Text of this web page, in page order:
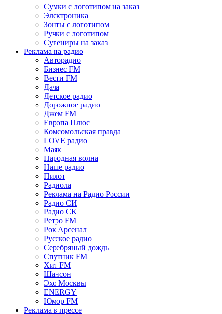
Сумки с логотипом на заказ
Электроника
Зонты с логотипом
Ручки с логотипом
Сувениры на заказ
Реклама на радио
Авторадио
Бизнес FM
Вести FM
Дача
Детское радио
Дорожное радио
Джем FM
Европа Плюс
Комсомольская правда
LOVE радио
Маяк
Народная волна
Наше радио
Пилот
Радиола
Реклама на Радио России
Радио СИ
Радио СК
Ретро FM
Рок Арсенал
Русское радио
Серебряный дождь
Спутник FM
Хит FM
Шансон
Эхо Москвы
ENERGY
Юмор FM
Реклама в прессе